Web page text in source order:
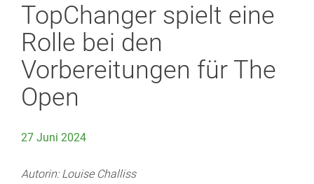
TopChanger spielt eine
Rolle bei den
Vorbereitungen für The
Open
27 Juni 2024
Autorin: Louise Challiss